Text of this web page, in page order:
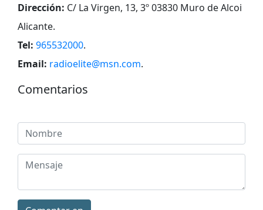
Dirección: C/ La Virgen, 13, 3º 03830 Muro de Alcoi
Alicante.
Tel: 965532000.
Email: radioelite@msn.com.
Comentarios